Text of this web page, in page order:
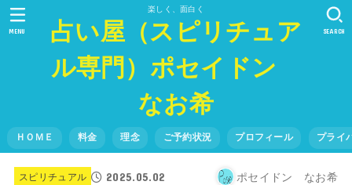
楽しく、面白く
占い屋（スピリチュア
ル専門）ポセイドン
なお希
ＨＯＭＥ 料金 理念 ご予約状況 プロフィール プライ
SEARCH
MENU
スピリチュアル 2025.05.02 ポセイドン なお希